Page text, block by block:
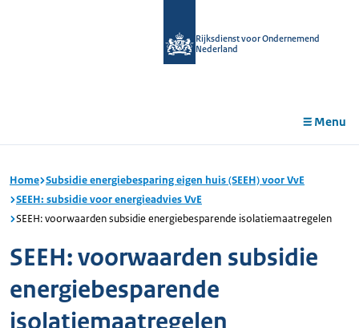
Rijksdienst voor Ondernemend
Nederland
Menu
Home Subsidie energiebesparing eigen huis (SEEH) voor VvE
SEEH: subsidie voor energieadvies VvE
SEEH: voorwaarden subsidie energiebesparende isolatiemaatregelen
SEEH: voorwaarden subsidie
energiebesparende
isolatiemaatregelen